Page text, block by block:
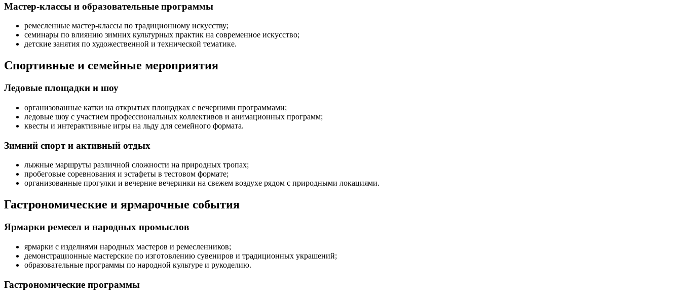
Мастер-классы и образовательные программы
ремесленные мастер-классы по традиционному искусству;
семинары по влиянию зимних культурных практик на современное искусство;
детские занятия по художественной и технической тематике.
Спортивные и семейные мероприятия
Ледовые площадки и шоу
организованные катки на открытых площадках с вечерними программами;
ледовые шоу с участием профессиональных коллективов и анимационных программ;
квесты и интерактивные игры на льду для семейного формата.
Зимний спорт и активный отдых
лыжные маршруты различной сложности на природных тропах;
пробеговые соревнования и эстафеты в тестовом формате;
организованные прогулки и вечерние вечеринки на свежем воздухе рядом с природными локациями.
Гастрономические и ярмарочные события
Ярмарки ремесел и народных промыслов
ярмарки с изделиями народных мастеров и ремесленников;
демонстрационные мастерские по изготовлению сувениров и традиционных украшений;
образовательные программы по народной культуре и рукоделию.
Гастрономические программы